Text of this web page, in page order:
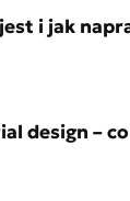
i jak
design –